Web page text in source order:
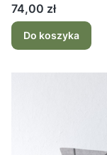
Cena
74,00 zł
Do koszyka